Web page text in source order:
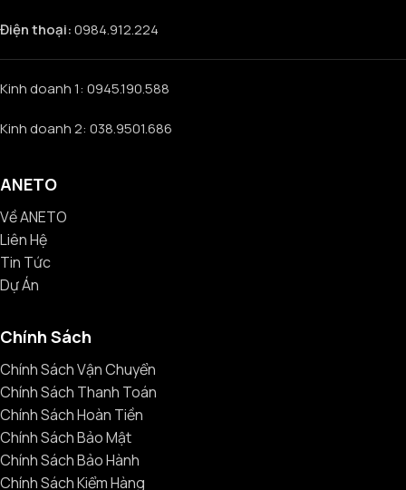
Điện thoại:0984.912.224
Kinh doanh 1: 0945.190.588
Kinh doanh 2: 038.9501.686
ANETO
Về ANETO
Liên Hệ
Tin Tức
Dự Án
Chính Sách
Chính Sách Vận Chuyển
Chính Sách Thanh Toán
Chính Sách Hoàn Tiền
Chính Sách Bảo Mật
Chính Sách Bảo Hành
Chính Sách Kiểm Hàng